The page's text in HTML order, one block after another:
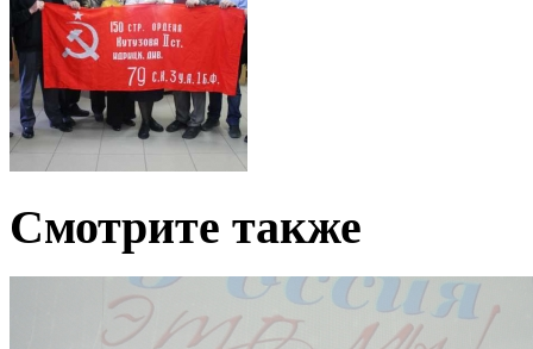
Смотрите также